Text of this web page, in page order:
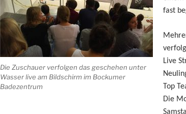
Die Zuschauer verfolgen das geschehen unter
Wasser live am Bildschirm im Bockumer
Badezentrum
fast
Live
Top
Die